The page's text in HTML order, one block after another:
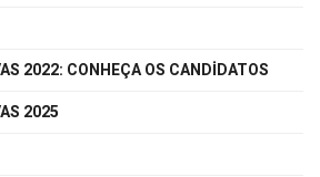
2022: CONHEÇA OS CANDIDATOS
2025